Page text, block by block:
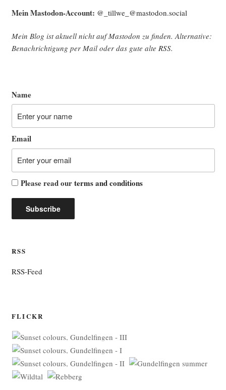
Mein Mast­o­don-Account: @_tillwe_@mastodon.social
Mein Blog ist aktu­ell nicht auf Mast­o­don zu fin­den. Alter­na­ti­ve:
Benach­rich­ti­gung per Mail oder das gute alte RSS.
Name
Email
Please read ourterms and conditions
RSS
RSS-Feed
FLICKR